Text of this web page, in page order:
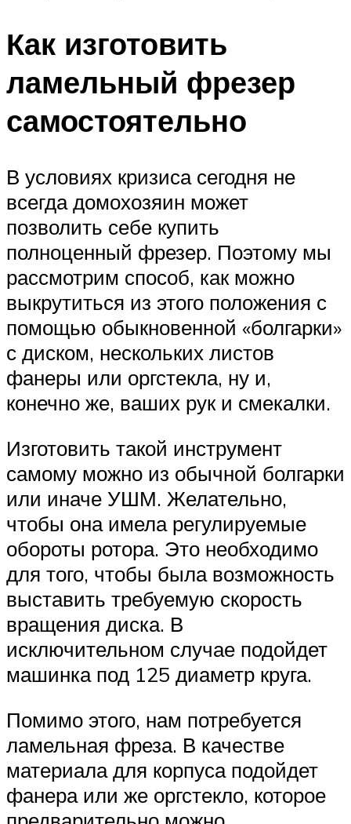
Как изготовить
ламельный фрезер
самостоятельно
В условиях кризиса сегодня не
всегда домохозяин может
позволить себе купить
полноценный фрезер. Поэтому мы
рассмотрим способ, как можно
выкрутиться из этого положения с
помощью обыкновенной «болгарки»
с диском, нескольких листов
фанеры или оргстекла, ну и,
конечно же, ваших рук и смекалки.
Изготовить такой инструмент
самому можно из обычной болгарки
или иначе УШМ. Желательно,
чтобы она имела регулируемые
обороты ротора. Это необходимо
для того, чтобы была возможность
выставить требуемую скорость
вращения диска. В
исключительном случае подойдет
машинка под 125 диаметр круга.
Помимо этого, нам потребуется
ламельная фреза. В качестве
материала для корпуса подойдет
фанера или же оргстекло, которое